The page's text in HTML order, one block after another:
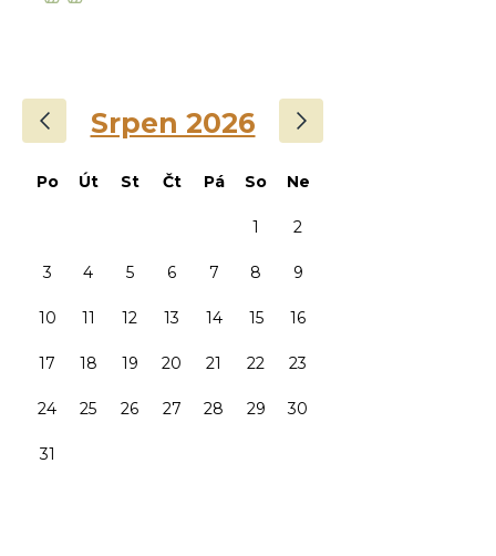
Srpen 2026
Po Út St Čt Pá So Ne
1 2
3 4 5 6 7 8 9
10 11 12 13 14 15 16
17 18 19 20 21 22 23
24 25 26 27 28 29 30
31